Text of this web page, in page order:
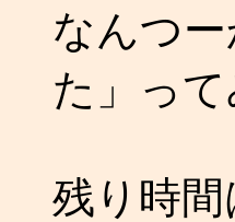
なんつ
た」っ
残り時